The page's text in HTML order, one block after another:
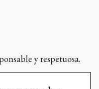
y respetuosa.